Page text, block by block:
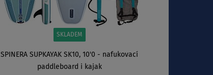
SKLADEM
SPINERA SUPKAYAK SK10, 10'0 - nafukovací
paddleboard i kajak